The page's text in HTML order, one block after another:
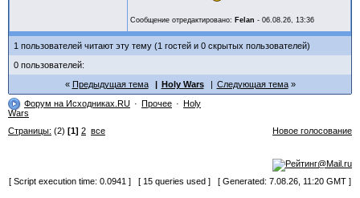
Сообщение отредактировано: Felan - 06.08.26, 13:36
1 пользователей читают эту тему (1 гостей и 0 скрытых пользователей)
0 пользователей:
Предыдущая тема
Holy Wars
Следующая тема
Форум на Исходниках.RU
Прочее
Holy
Wars
Страницы: (2) [1] 2 все Новое голосование
[ Script execution time: 0.0941 ] [ 15 queries used ] [ Generated: 7.08.26, 11:20 GMT ]